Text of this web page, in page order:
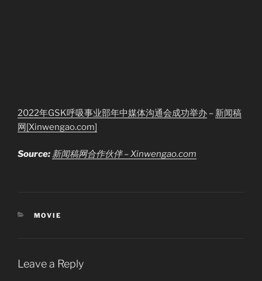
2022年GSK呼吸事业部年中媒体沟通会成功举办 – 新闻稿
网[Xinwengao.com]
Source: 新闻稿网合作伙伴 – Xinwengao.com
CATEGORIES
MOVIE
Leave a Reply